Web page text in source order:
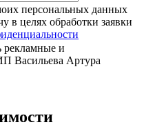
персональных данных
целях обработки заявки
рекламные и
Васильева Артура